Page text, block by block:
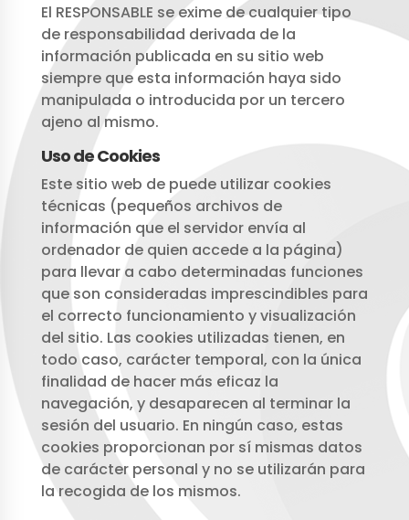
El RESPONSABLE se exime de cualquier tipo
de responsabilidad derivada de la
información publicada en su sitio web
siempre que esta información haya sido
manipulada o introducida por un tercero
ajeno al mismo.
Uso de Cookies
Este sitio web de puede utilizar cookies
técnicas (pequeños archivos de
información que el servidor envía al
ordenador de quien accede a la página)
para llevar a cabo determinadas funciones
que son consideradas imprescindibles para
el correcto funcionamiento y visualización
del sitio. Las cookies utilizadas tienen, en
todo caso, carácter temporal, con la única
finalidad de hacer más eficaz la
navegación, y desaparecen al terminar la
sesión del usuario. En ningún caso, estas
cookies proporcionan por sí mismas datos
de carácter personal y no se utilizarán para
la recogida de los mismos.